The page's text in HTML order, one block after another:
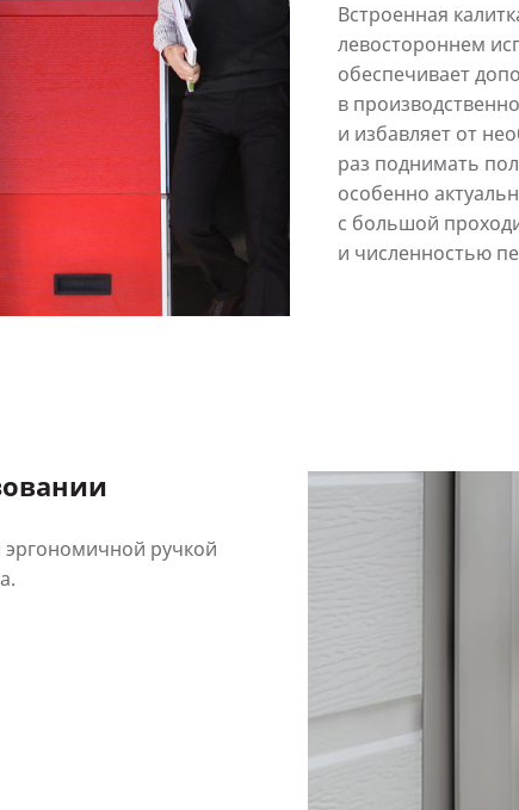
Встроенная
левостороннем
обеспечивает
в
и избавляет от
раз поднимать
особенно
с большой
и численностью
ручкой